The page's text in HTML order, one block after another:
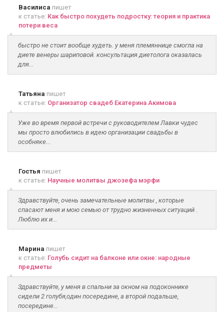
Василиса пишет
к статье: Как быстро похудеть подростку: теория и практика
потери веса
быстро не стоит вообще худеть. у меня племяннице смогла на
диете венеры шариповой. консультация диетолога оказалась
для...
Татьяна пишет
к статье: Организатор свадеб Екатерина Акимова
Уже во время первой встречи с руководителем Лавки чудес
мы просто влюбились в идею организации свадьбы в
особняке...
Гостья пишет
к статье: Научные молитвы джозефа мэрфи
Здравствуйте, очень замечательные молитвы , которые
спасают меня и мою семью от трудно жизненных ситуаций .
Люблю их и...
Марина пишет
к статье: Голубь сидит на балконе или окне: народные
предметы
Здравствуйте, у меня в спальни за окном на подоконнике
сидели 2 голубя,один посередине, а второй подальше,
посередине...